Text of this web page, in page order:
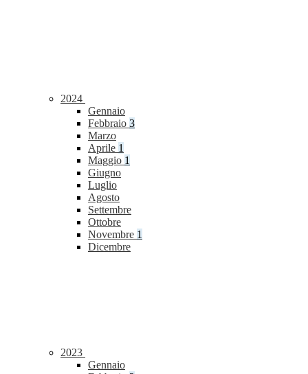
2024
Gennaio
Febbraio 3
Marzo
Aprile 1
Maggio 1
Giugno
Luglio
Agosto
Settembre
Ottobre
Novembre 1
Dicembre
2023
Gennaio